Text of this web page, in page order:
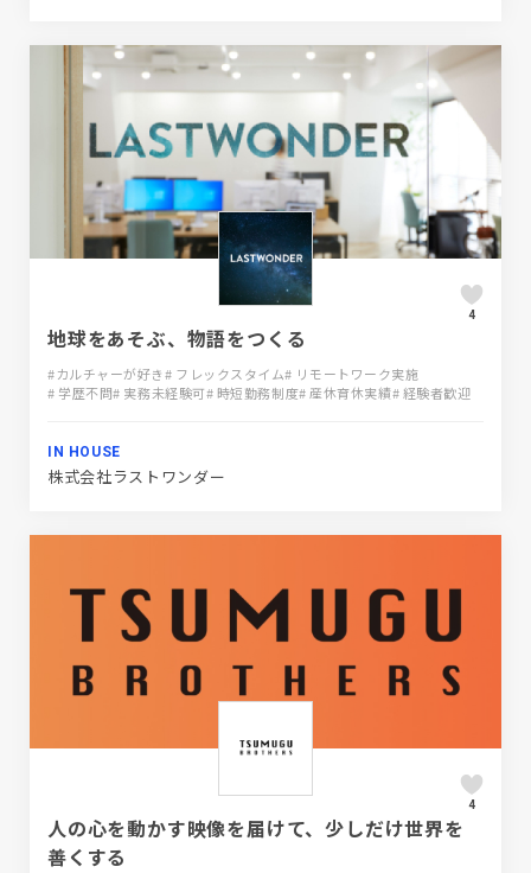
4
地球をあそぶ、物語をつくる
#カルチャーが好き# フレックスタイム# リモートワーク実施
# 学歴不問# 実務未経験可# 時短勤務制度# 産休育休実績# 経験者歓迎
IN HOUSE
株式会社ラストワンダー
4
人の心を動かす映像を届けて、少しだけ世界を
善くする